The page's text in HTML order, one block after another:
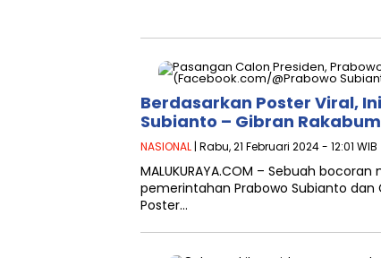
Berdasarkan Poster Viral,
Subianto – Gibran
NASIONAL | Rabu, 21 Februari 2024 - 12:01 WIB
MALUKURAYA.COM – Sebuah
pemerintahan Prabowo Subianto dan
Poster…